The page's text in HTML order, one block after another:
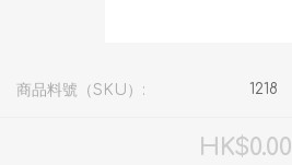
商品料號（SKU）: 1218
HK$0.00